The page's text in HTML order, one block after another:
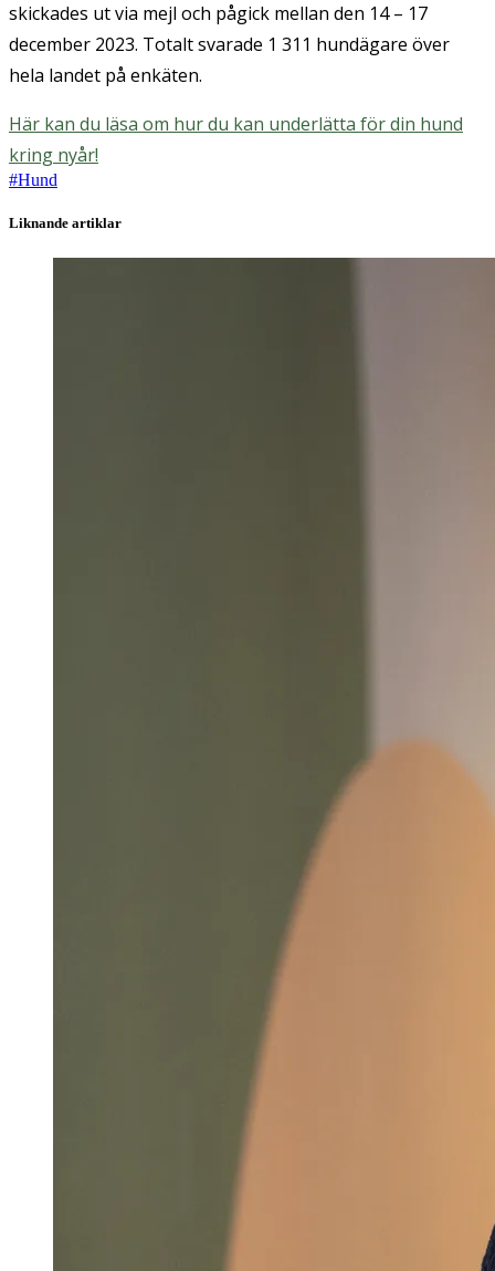
skickades ut via mejl och pågick mellan den 14 – 17
december 2023. Totalt svarade 1 311 hundägare över
hela landet på enkäten.
Här kan du läsa om hur du kan underlätta för din hund
kring nyår!
#Hund
Liknande artiklar